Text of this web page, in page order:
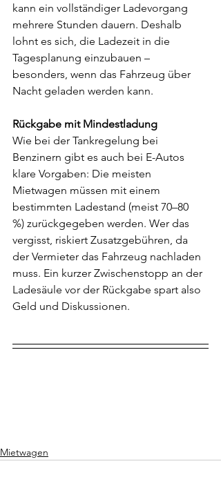
kann ein vollständiger Ladevorgang
mehrere Stunden dauern. Deshalb
lohnt es sich, die Ladezeit in die
Tagesplanung einzubauen –
besonders, wenn das Fahrzeug über
Nacht geladen werden kann.
Rückgabe mit Mindestladung
Wie bei der Tankregelung bei
Benzinern gibt es auch bei E-Autos
klare Vorgaben: Die meisten
Mietwagen müssen mit einem
bestimmten Ladestand (meist 70–80
%) zurückgegeben werden. Wer das
vergisst, riskiert Zusatzgebühren, da
der Vermieter das Fahrzeug nachladen
muss. Ein kurzer Zwischenstopp an der
Ladesäule vor der Rückgabe spart also
Geld und Diskussionen.
Mietwagen